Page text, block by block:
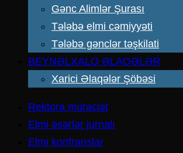
Gənc Alimlər Şurası
Tələbə elmi cəmiyyəti
Tələbə gənclər təşkilati
BEYNƏLXALQ ƏLAQƏLƏR
Xarici Əlaqələr Şöbəsi
Rektora müraciət
Elmi əsərlər jurnalı
Elmi konfranslar